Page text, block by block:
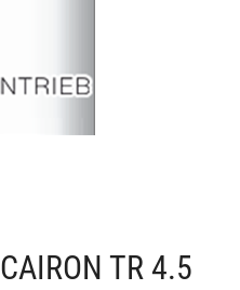
CAIRON TR 4.5